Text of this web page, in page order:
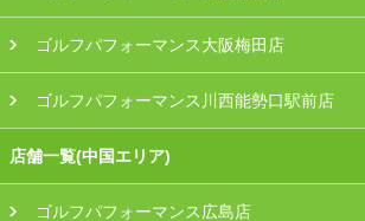
ゴルフパフォーマンス大阪梅田店
ゴルフパフォーマンス川西能勢口駅前店
店舗一覧(中国エリア)
ゴルフパフォーマンス広島店